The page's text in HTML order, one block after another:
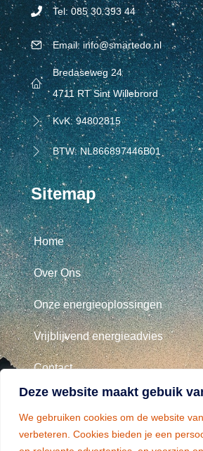
Deze website maakt gebuik
We gebruiken cookies om de website
verbeteren. Cookies bieden je een
Tel: 0853039344
Tel: 085 30 393 44
Tel: 0853039344
Email: info@smartedo.nl
Bredaseweg 24
4711 RT Sint Willebrord
Tel: 0853039344
KvK: 94802815
BTW: NL866897446B01
Sitemap
Home
Over Ons
Onze energieoplossingen
Vrijblijvend energieadvies
Contact
Belangrijke